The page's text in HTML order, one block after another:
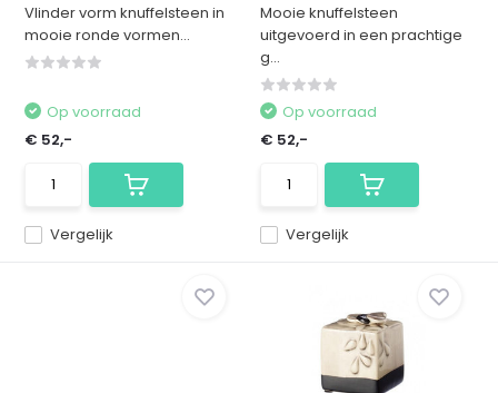
Vlinder vorm knuffelsteen in
mooie ronde vormen...
Vergelijk
Op voorraad
€ 52,-
Mooie knuffelsteen
uitgevoerd in een prachtige
g...
Vergelijk
Op voorraad
€ 52,-